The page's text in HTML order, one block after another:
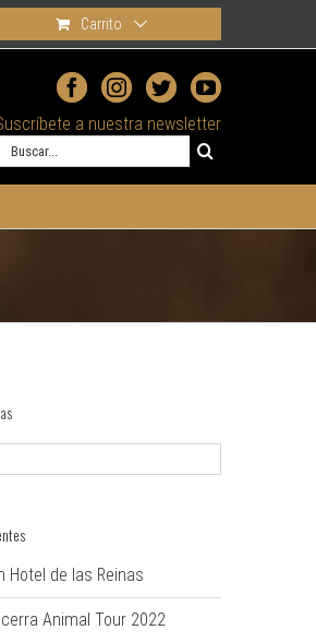
Carrito
a nuestra newsletter
Buscar
Hotel de las Reinas
Animal Tour 2022